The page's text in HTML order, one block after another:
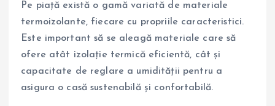
Pe piață există o gamă variată de materiale
termoizolante, fiecare cu propriile caracteristici.
Este important să se aleagă materiale care să
ofere atât izolație termică eficientă, cât și
capacitate de reglare a umidității pentru a
asigura o casă sustenabilă și confortabilă.